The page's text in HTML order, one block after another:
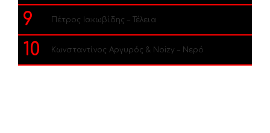
9 Πέτρος Ιακωβίδης – Τέλεια
10 Κωνσταντίνος Αργυρός & Noizy – Νερό